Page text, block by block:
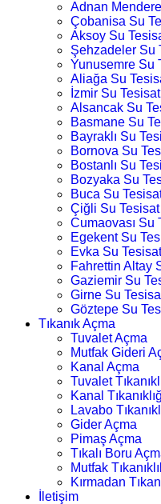
Adnan
Çobanisa Su
Aksoy Su
Şehzadeler Su
Yunusemre Su
Aliağa Su
İzmir Su Tesisat
Alsancak Su
Basmane Su
Bayraklı Su
Bornova Su
Bostanlı Su
Bozyaka Su
Buca Su
Çiğli Su Tesisat
Cumaovası Su
Egekent Su
Evka Su Tesisat
Fahrettin Altay
Gaziemir Su
Girne Su
Göztepe Su
Tıkanık Açma
Tuvalet Açma
Mutfak Gideri
Kanal Açma
Tuvalet
Kanal
Lavabo
Gider Açma
Pimaş Açma
Tıkalı Boru
Mutfak
Kırmadan
İletişim